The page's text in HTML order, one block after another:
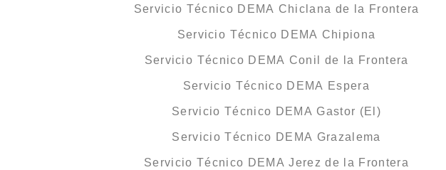
Servicio Técnico DEMA Chiclana de la Frontera
Servicio Técnico DEMA Chipiona
Servicio Técnico DEMA Conil de la Frontera
Servicio Técnico DEMA Espera
Servicio Técnico DEMA Gastor (El)
Servicio Técnico DEMA Grazalema
Servicio Técnico DEMA Jerez de la Frontera